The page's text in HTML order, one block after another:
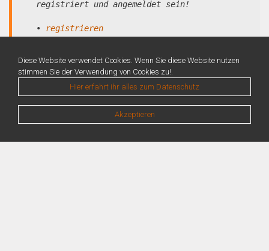
registriert und angemeldet sein!
• registrieren
Diese Website verwendet Cookies. Wenn Sie diese Website nutzen
stimmen Sie der Verwendung von Cookies zu!.
Hier erfahrt ihr alles zum Datenschutz
Akzeptieren